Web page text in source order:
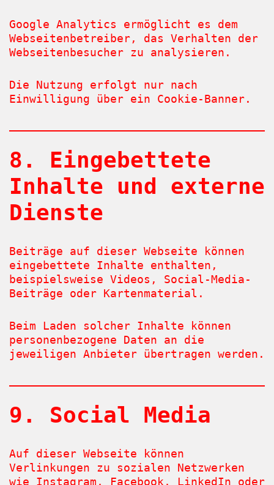
Google Analytics ermöglicht es dem
Webseitenbetreiber, das Verhalten der
Webseitenbesucher zu analysieren.
Die Nutzung erfolgt nur nach
Einwilligung über ein Cookie-Banner.
8. Eingebettete
Inhalte und externe
Dienste
Beiträge auf dieser Webseite können
eingebettete Inhalte enthalten,
beispielsweise Videos, Social-Media-
Beiträge oder Kartenmaterial.
Beim Laden solcher Inhalte können
personenbezogene Daten an die
jeweiligen Anbieter übertragen werden.
9. Social Media
Auf dieser Webseite können
Verlinkungen zu sozialen Netzwerken
wie Instagram, Facebook, LinkedIn oder